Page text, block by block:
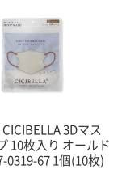
3Dマス
10枚入り オールド
0319-67 1個(10枚)